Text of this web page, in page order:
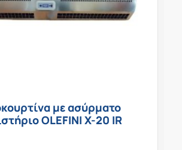
με ασύρματο
OLEFINI X-20 IR